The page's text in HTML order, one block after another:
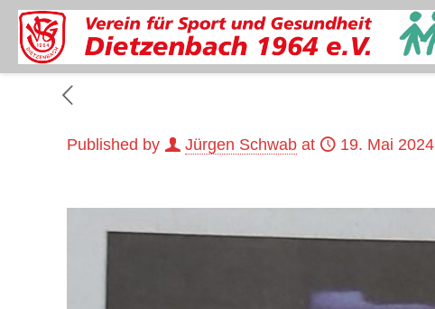
Published by Jürgen Schwab at 19. Mai 2024